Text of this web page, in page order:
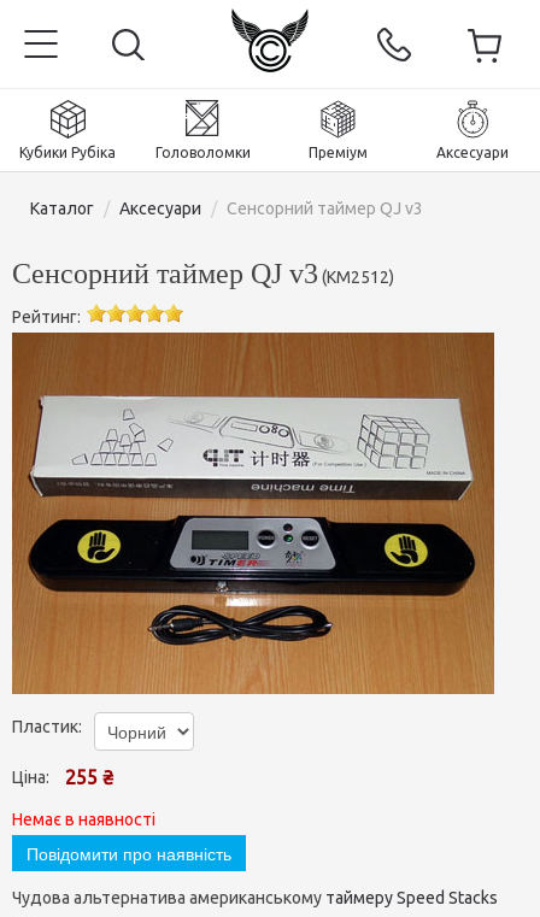
Кубики Рубіка Головоломки Преміум Аксесуари
Каталог / Аксесуари / Сенсорний таймер QJ v3
Сенсорний таймер QJ v3 (KM2512)
Рейтинг:
Пластик:
Ціна: 255 ₴
Немає в наявності
Повідомити про наявність
Чудова альтернатива американському таймеру Speed Stacks
Головна
Кубики Рубіка
Кубики 2x2x2
Кубики Рубіка 3х3х3
Брелки та Міні (≤55 мм)
Стандарт (56-59 мм)
Кубики 4x4x4
Кубики 7х7х7
Стікермоди
Головоломки
Пірамінкси (тетраедри)
Мегамінкси / Кіломінкси
Годинники, Магії, Змійки
Ікосаедри
Дзеркальні
Піраморфікси
Гір-куби
Super / Crazy
Аксесуари
Мастило
Таймери та килимки
Запчастини
Наклейки
на 12-гранники
Оплата/доставка